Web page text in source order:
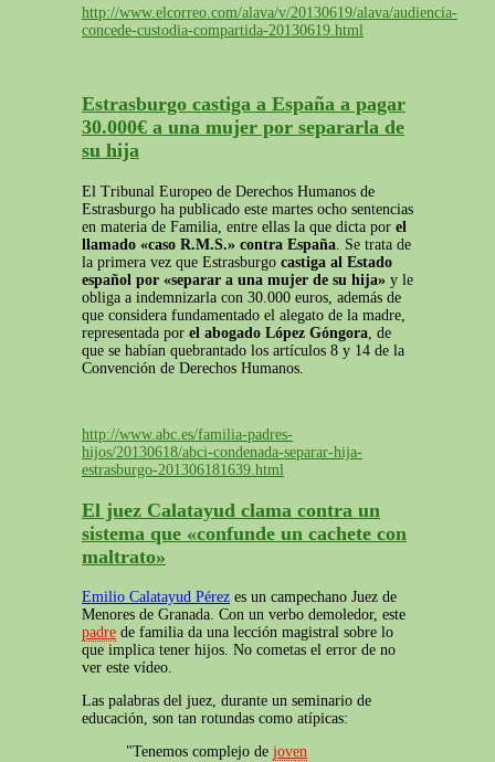
http://www.elcorreo.com/alava/v/20130619/alava/audiencia-
concede-custodia-compartida-20130619.html
Estrasburgo castiga a España a pagar
30.000€ a una mujer por separarla de
su hija
El Tribunal Europeo de Derechos Humanos de
Estrasburgo ha publicado este martes ocho sentencias
en materia de Familia, entre ellas la que dicta por el
llamado «caso R.M.S.» contra España . Se trata de
la primera vez que Estrasburgo castiga al Estado
español por «separar a una mujer de su hija» y le
obliga a indemnizarla con 30.000 euros, además de
que considera fundamentado el alegato de la madre,
representada por el abogado López Góngora , de
que se habían quebrantado los artículos 8 y 14 de la
Convención de Derechos Humanos.
http://www.abc.es/familia-padres-
hijos/20130618/abci-condenada-separar-hija-
estrasburgo-201306181639.html
El juez Calatayud clama contra un
sistema que «confunde un cachete con
maltrato»
Emilio Calatayud Pérez es un campechano Juez de
Menores de Granada. Con un verbo demoledor, este
padre de familia da una lección magistral sobre lo
que implica tener hijos. No cometas el error de no
ver este vídeo.
Las palabras del juez, durante un seminario de
educación, son tan rotundas como atípicas:
"Tenemos complejo de joven